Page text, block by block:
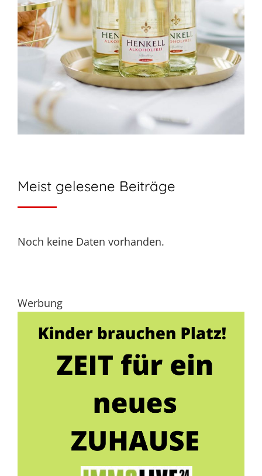
Meist gelesene Beiträge
Noch keine Daten vorhanden.
Werbung